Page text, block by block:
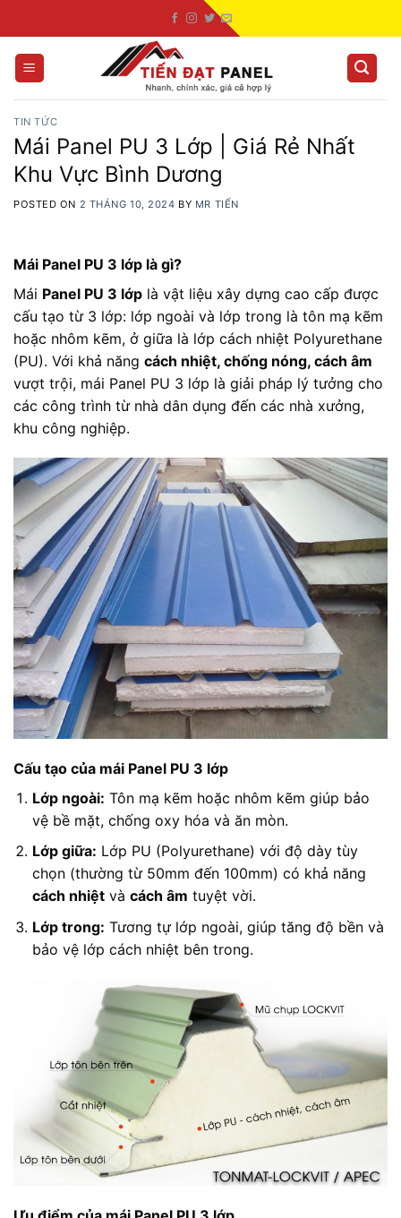
to
content
TIN TỨC
Mái Panel PU 3 Lớp | Giá Rẻ Nhất
Khu Vực Bình Dương
POSTED ON 2 THÁNG 10, 2024 BY MR TIẾN
Mái Panel PU 3 lớp là gì?
Mái Panel PU 3 lớp là vật liệu xây dựng cao cấp được
cấu tạo từ 3 lớp: lớp ngoài và lớp trong là tôn mạ kẽm
hoặc nhôm kẽm, ở giữa là lớp cách nhiệt Polyurethane
(PU). Với khả năng cách nhiệt, chống nóng, cách âm
vượt trội, mái Panel PU 3 lớp là giải pháp lý tưởng cho
các công trình từ nhà dân dụng đến các nhà xưởng,
khu công nghiệp.
Cấu tạo của mái Panel PU 3 lớp
Lớp ngoài: Tôn mạ kẽm hoặc nhôm kẽm giúp bảo
vệ bề mặt, chống oxy hóa và ăn mòn.
Lớp giữa: Lớp PU (Polyurethane) với độ dày tùy
chọn (thường từ 50mm đến 100mm) có khả năng
cách nhiệtvà cách âm tuyệt vời.
Lớp trong: Tương tự lớp ngoài, giúp tăng độ bền và
bảo vệ lớp cách nhiệt bên trong.